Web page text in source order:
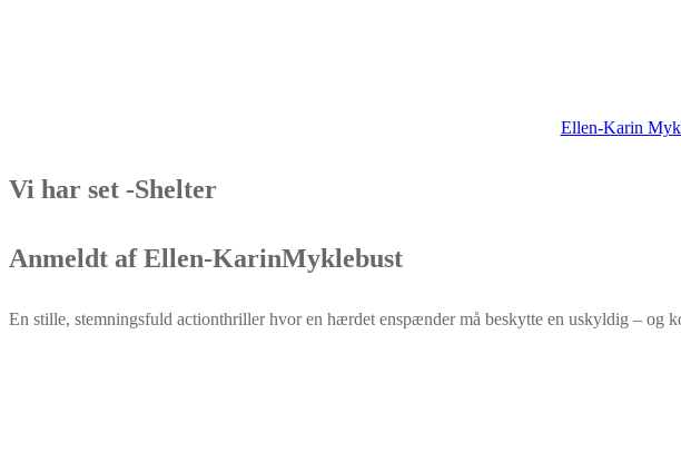
Ellen-Karin
Vi har set -Shelter
Anmeldt af Ellen-KarinMyklebust
En stille, stemningsfuld actionthriller hvor en hærdet enspænder må beskytte en uskyldig – og